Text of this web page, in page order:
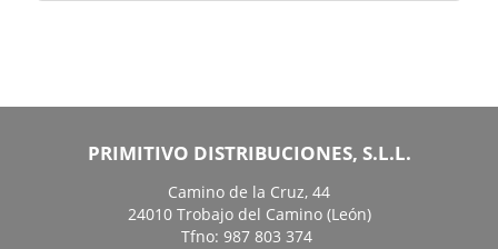
PRIMITIVO DISTRIBUCIONES, S.L.L.
Camino de la Cruz, 44
24010 Trobajo del Camino (León)
Tfno: 987 803 374